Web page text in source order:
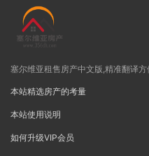
塞尔维亚租售房产中文版,精准翻译
本站精选房产的考量
本站使用说明
如何升级VIP会员